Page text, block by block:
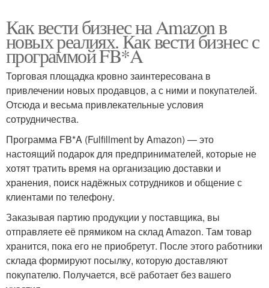
Как вести бизнес на Amazon в
новых реалиях. Как вести бизнес с
программой FB*A
Торговая площадка кровно заинтересована в
привлечении новых продавцов, а с ними и покупателей.
Отсюда и весьма привлекательные условия
сотрудничества.
Программа FB*A (Fulfillment by Amazon) — это
настоящий подарок для предпринимателей, которые не
хотят тратить время на организацию доставки и
хранения, поиск надёжных сотрудников и общение с
клиентами по телефону.
Заказывая партию продукции у поставщика, вы
отправляете её прямиком на склад Amazon. Там товар
хранится, пока его не приобретут. После этого работники
склада формируют посылку, которую доставляют
покупателю. Получается, всё работает без вашего